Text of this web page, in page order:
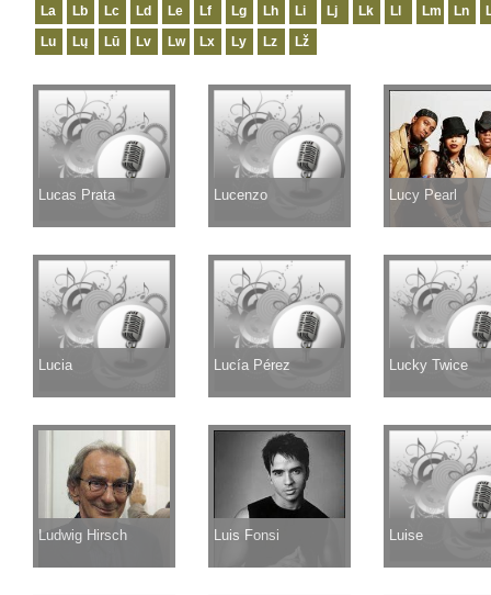
La Lb Lc Ld Le Lf Lg Lh Li Lj Lk Ll Lm Ln
Lu
Lų Lū Lv Lw Lx Ly Lz Lž
Lucas Prata Lucenzo Lucy Pearl
Lucia Lucía Pérez Lucky Twice
Ludwig Hirsch Luis Fonsi Luise